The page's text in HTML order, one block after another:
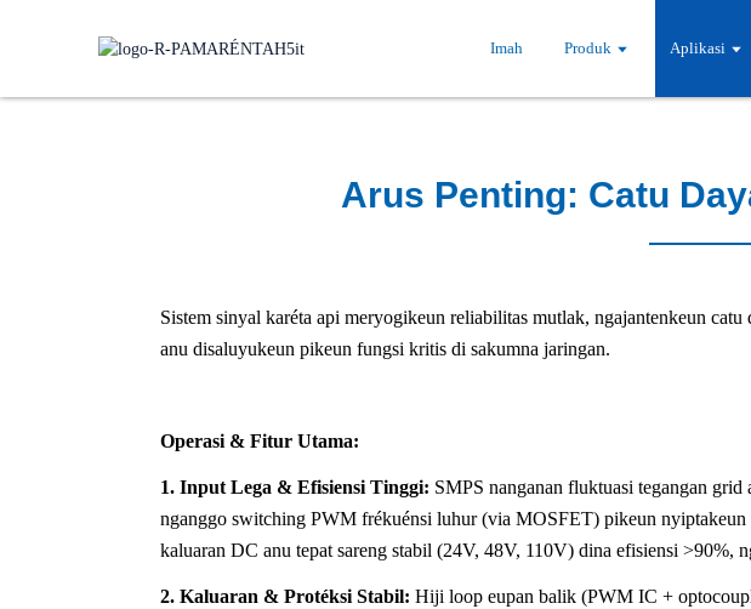
Imah Produk Aplikasi
Arus Penting: Catu
Sistem sinyal karéta api meryogikeun reliabilitas mutlak, ngajantenkeun
anu disaluyukeun pikeun fungsi kritis di sakumna jaringan.
Operasi & Fitur Utama:
1. Input Lega & Efisiensi Tinggi: SMPS nanganan fluktuasi tegangan
nganggo switching PWM frékuénsi luhur (via MOSFET) pikeun
kaluaran DC anu tepat sareng stabil (24V, 48V, 110V) dina efisiensi >90%,
2. Kaluaran & Protéksi Stabil: Hiji loop eupan balik (PWM IC +